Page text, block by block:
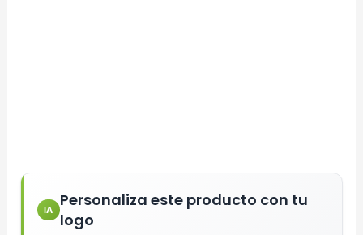
IA
Personaliza este producto con tu
logo
Full Color
Conserva los colores originales de tu logotipo.